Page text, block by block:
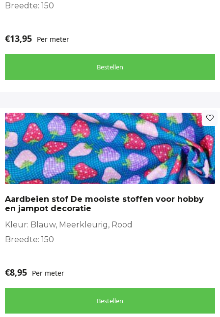
Breedte: 150
€13,95 Per meter
Bestellen
Aardbeien stof De mooiste stoffen voor hobby
en jampot decoratie
Kleur: Blauw, Meerkleurig, Rood
Breedte: 150
€8,95 Per meter
Bestellen